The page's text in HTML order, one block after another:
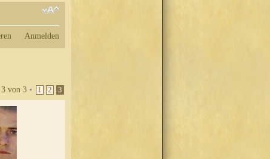
Anmelden
3 von 3 • 1 2 3